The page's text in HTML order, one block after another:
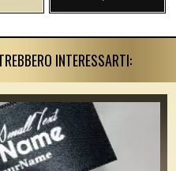
INTERESSARTI: